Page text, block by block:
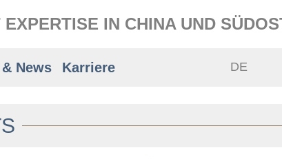
IN CHINA UND
News Karriere DE